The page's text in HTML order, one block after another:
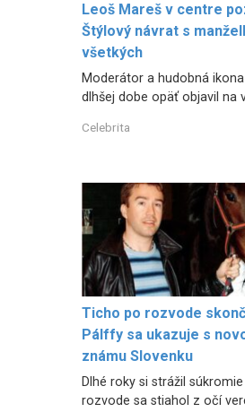
Leoš Mareš v centre
Štýlový návrat s
všetkých
Moderátor a hudobná
dlhšej dobe opäť objavil na
Celebrita
Ticho po rozvode
Pálffy sa ukazuje s
známu Slovenku
Dlhé roky si strážil
rozvode sa stiahol z očí